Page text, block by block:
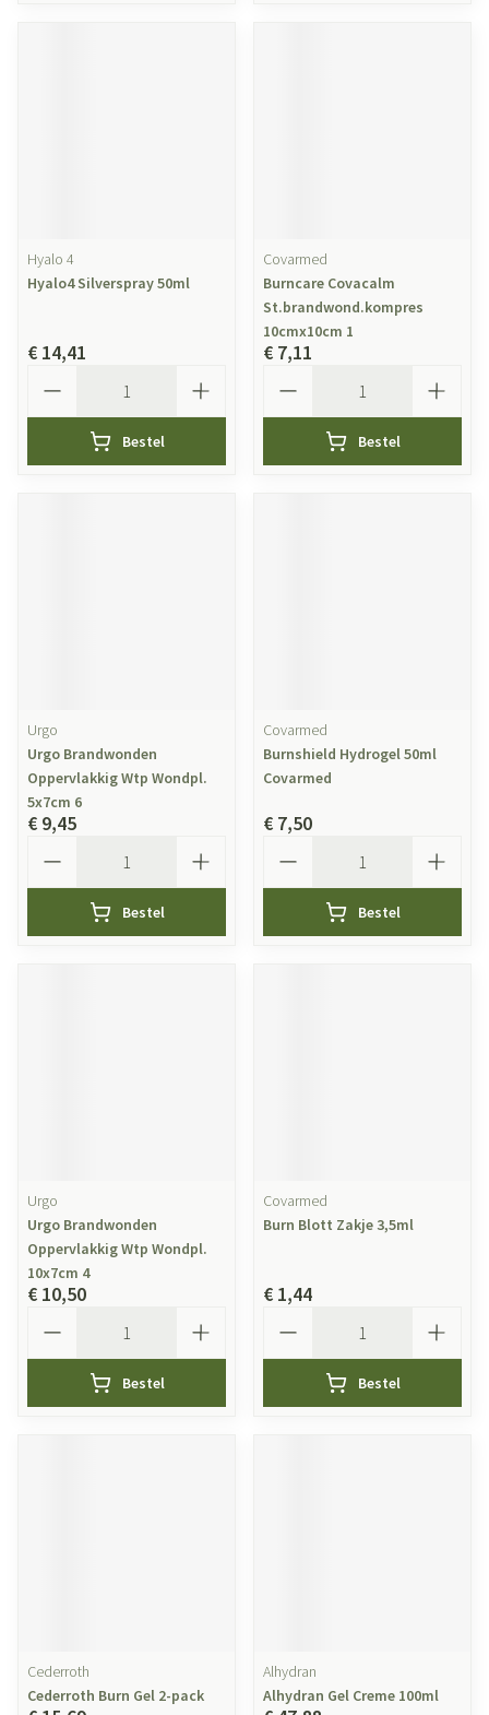
Hyalo 4
Hyalo4 Silverspray 50ml
€ 14,41
Bestel
Covarmed
Burncare Covacalm
St.brandwond.kompres
10cmx10cm 1
€ 7,11
Bestel
Urgo
Urgo Brandwonden
Oppervlakkig Wtp Wondpl.
5x7cm 6
€ 9,45
Bestel
Covarmed
Burnshield Hydrogel 50ml
Covarmed
€ 7,50
Bestel
Urgo
Urgo Brandwonden
Oppervlakkig Wtp Wondpl.
10x7cm 4
€ 10,50
Bestel
Covarmed
Burn Blott Zakje 3,5ml
€ 1,44
Bestel
Cederroth
Cederroth Burn Gel 2-pack
Alhydran
Alhydran Gel Creme 100ml